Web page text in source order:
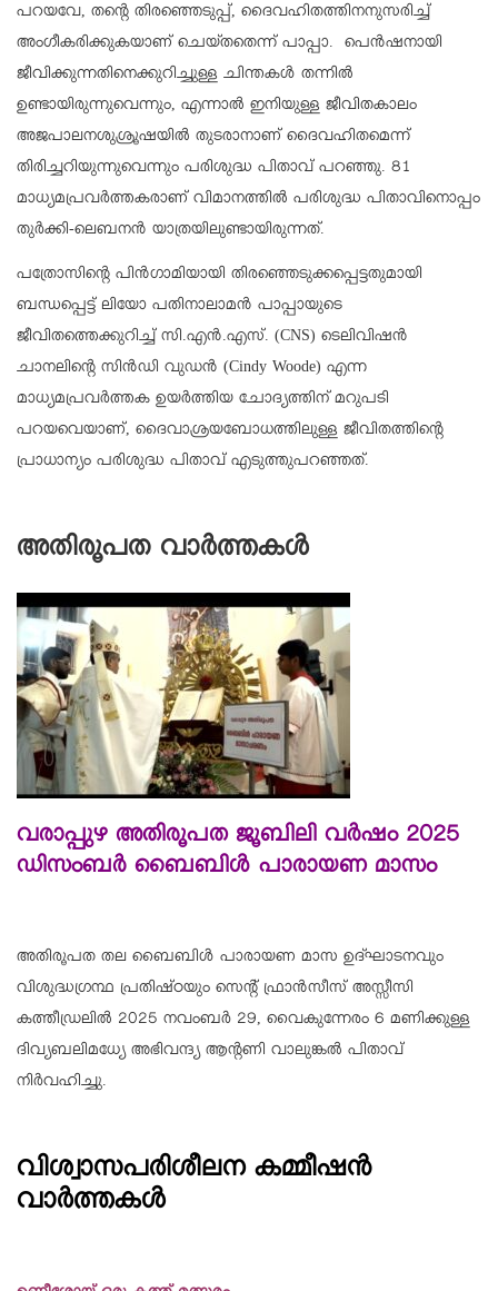
പറയവേ, തന്റെ തിരഞ്ഞെടുപ്പ്, ദൈവഹിതത്തിനനുസരിച്ച്
അംഗീകരിക്കുകയാണ് ചെയ്തതെന്ന് പാപ്പാ. പെന്‍ഷനായി
ജീവിക്കുന്നതിനെക്കുറിച്ചുള്ള ചിന്തകള്‍ തന്നില്‍
ഉണ്ടായിരുന്നുവെന്നും, എന്നാല്‍ ഇനിയുള്ള ജീവിതകാലം
അജപാലനശുശ്രൂഷയില്‍ തുടരാനാണ് ദൈവഹിതമെന്ന്
തിരിച്ചറിയുന്നുവെന്നും പരിശുദ്ധ പിതാവ് പറഞ്ഞു. 81
മാധ്യമപ്രവര്‍ത്തകരാണ് വിമാനത്തില്‍ പരിശുദ്ധ പിതാവിനൊപ്പം
തുര്‍ക്കി-ലെബനന്‍ യാത്രയിലുണ്ടായിരുന്നത്.
പത്രോസിന്റെ പിന്‍ഗാമിയായി തിരഞ്ഞെടുക്കപ്പെട്ടതുമായി
ബന്ധപ്പെട്ട് ലിയോ പതിനാലാമന്‍ പാപ്പായുടെ
ജീവിതത്തെക്കുറിച്ച് സി.എന്‍.എസ്. (CNS) ടെലിവിഷന്‍
ചാനലിന്റെ സിന്‍ഡി വുഡന്‍ (Cindy Woode) എന്ന
മാധ്യമപ്രവര്‍ത്തക ഉയര്‍ത്തിയ ചോദ്യത്തിന് മറുപടി
പറയവെയാണ്, ദൈവാശ്രയബോധത്തിലുള്ള ജീവിതത്തിന്റെ
പ്രാധാന്യം പരിശുദ്ധ പിതാവ് എടുത്തുപറഞ്ഞത്.
അതിരൂപത വാർത്തകൾ
വരാപ്പുഴ അതിരൂപത ജൂബിലി വര്‍ഷം 2025
ഡിസംബര്‍ ബൈബിള്‍ പാരായണ മാസം
അതിരൂപത തല ബൈബിള്‍ പാരായണ മാസ ഉദ്ഘാടനവും
വിശുദ്ധഗ്രന്ഥ പ്രതിഷ്ഠയും സെന്റ് ഫ്രാന്‍സീസ് അസ്സീസി
കത്തീഡ്രലില്‍ 2025 നവംബര്‍ 29, വൈകുന്നേരം 6 മണിക്കുള്ള
ദിവ്യബലിമധ്യേ അഭിവന്ദ്യ ആന്റണി വാലുങ്കല്‍ പിതാവ്
നിര്‍വഹിച്ചു.
വിശ്വാസപരിശീലന കമ്മീഷന്‍
വാര്‍ത്തകള്‍